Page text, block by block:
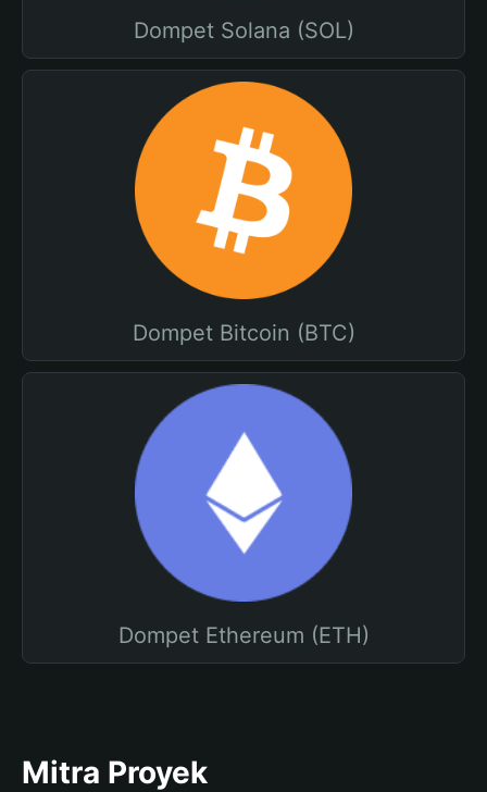
Dompet Solana (SOL)
Dompet Bitcoin (BTC)
Dompet Ethereum (ETH)
Mitra Proyek